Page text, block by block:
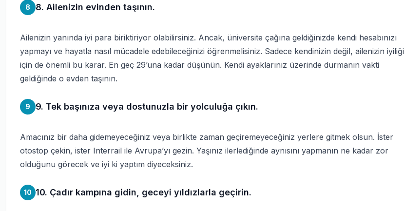
8 8. Ailenizin evinden taşının.
Ailenizin yanında iyi para biriktiriyor olabilirsiniz. Ancak, üniversite çağına geldiğinizde kendi hesabınızı
yapmayı ve hayatla nasıl mücadele edebileceğinizi öğrenmelisiniz. Sadece kendinizin değil, ailenizin iyiliği
için de önemli bu karar. En geç 29’una kadar düşünün. Kendi ayaklarınız üzerinde durmanın vakti
geldiğinde o evden taşının.
9 9. Tek başınıza veya dostunuzla bir yolculuğa çıkın.
Amacınız bir daha gidemeyeceğiniz veya birlikte zaman geçiremeyeceğiniz yerlere gitmek olsun. İster
otostop çekin, ister Interrail ile Avrupa’yı gezin. Yaşınız ilerlediğinde aynısını yapmanın ne kadar zor
olduğunu görecek ve iyi ki yaptım diyeceksiniz.
10 10. Çadır kampına gidin, geceyi yıldızlarla geçirin.